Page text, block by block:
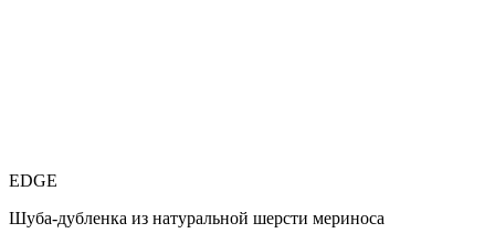
EDGE
Шуба-дубленка из натуральной шерсти мериноса